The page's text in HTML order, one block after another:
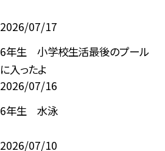
2026/07/17
6年生 小学校生活最後のプール
に入ったよ
2026/07/16
6年生 水泳
2026/07/10